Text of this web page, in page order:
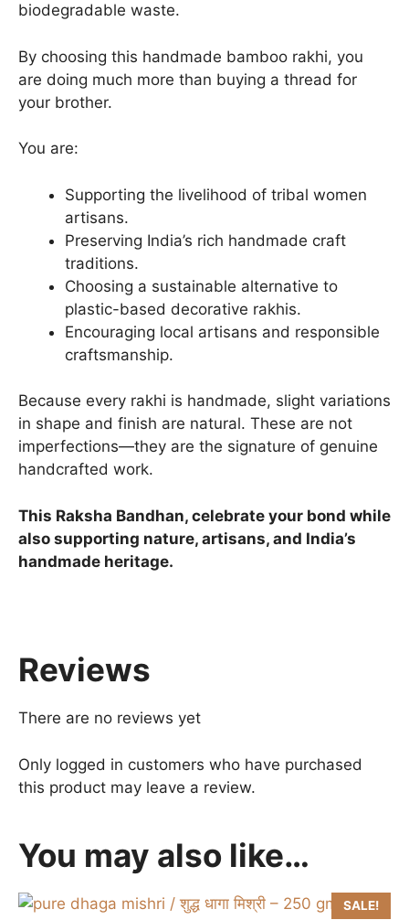
biodegradable waste.
By choosing this handmade bamboo rakhi, you
are doing much more than buying a thread for
your brother.
You are:
Supporting the livelihood of tribal women
artisans.
Preserving India’s rich handmade craft
traditions.
Choosing a sustainable alternative to
plastic-based decorative rakhis.
Encouraging local artisans and responsible
craftsmanship.
Because every rakhi is handmade, slight variations
in shape and finish are natural. These are not
imperfections—they are the signature of genuine
handcrafted work.
This Raksha Bandhan, celebrate your bond while
also supporting nature, artisans, and India’s
handmade heritage.
Reviews
There are no reviews yet
Only logged in customers who have purchased
this product may leave a review.
You may also like…
SALE!